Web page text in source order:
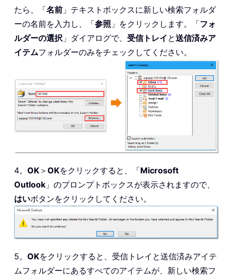
たら、「名前 」テキストボックスに新しい検索フォルダ
ーの名前を入力し、「参照 」をクリックします。「フォ
ルダーの選択 」ダイアログで、 受信トレイ と送信済みア
イテムフォルダーのみをチェックしてください。
4。 OK ＞ OKをクリックすると、「Microsoft
Outlook 」のプロンプトボックスが表示されますので、
はいボタンをクリックしてください。
5。 OKをクリックすると、受信トレイと送信済みアイテ
ムフォルダーにあるすべてのアイテムが、新しい検索フ